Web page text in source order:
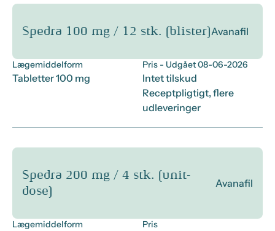
Spedra 100 mg / 12 stk. (blister)Avanafil
Lægemiddelform
Tabletter 100 mg
Pris - Udgået 08-06-2026
Intet tilskud
Receptpligtigt, flere
udleveringer
Spedra 200 mg / 4 stk. (unit-
dose)
Avanafil
Lægemiddelform Pris